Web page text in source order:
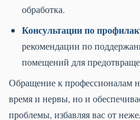
обработка.
Консультации по
рекомендации по
помещений для
Обращение к профессионалам
время и нервы, но и
проблемы, избавляя вас от